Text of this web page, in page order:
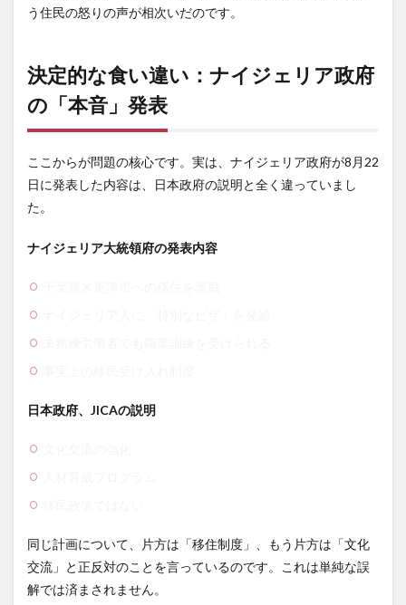
をつ
4
住民
りは
然？
知ら
たち
政府
面で
刻な
問
う住民の怒りの声が相次いだのです。
決定的な食い違い：ナイジェリア政府
の「本音」発表
ここからが問題の核心です。実は、ナイジェリア政府が8月22
日に発表した内容は、日本政府の説明と全く違っていまし
た。
ナイジェリア大統領府の発表内容
日本政府、JICAの説明
同じ計画について、片方は「移住制度」、もう片方は「文化
交流」と正反対のことを言っているのです。これは単純な誤
解では済まされません。